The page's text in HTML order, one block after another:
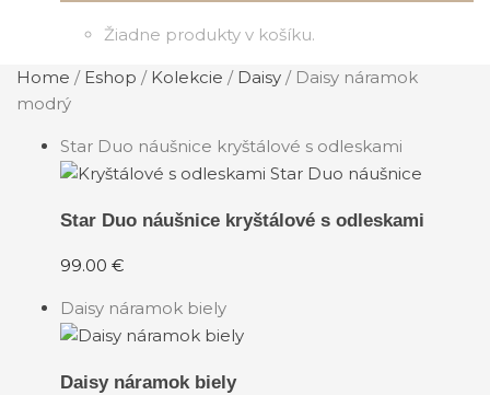
Žiadne produkty v košíku.
Home / Eshop / Kolekcie / Daisy / Daisy náramok
modrý
Star Duo náušnice kryštálové s odleskami
Star Duo náušnice kryštálové s odleskami
99.00 €
Daisy náramok biely
Daisy náramok biely